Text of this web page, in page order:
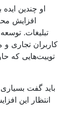
او چندین ایده
افزایش
تبلیغات. توسعه
تجاری و
که
گفت بسیاری از
انتظار این افزایش